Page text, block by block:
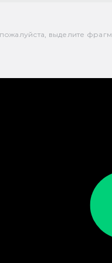
выделите